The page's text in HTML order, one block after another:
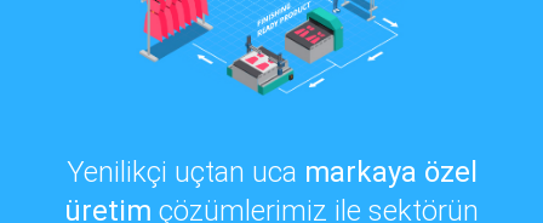
Yenilikçi uçtan uca markaya özel
üretim çözümlerimiz ile sektörün